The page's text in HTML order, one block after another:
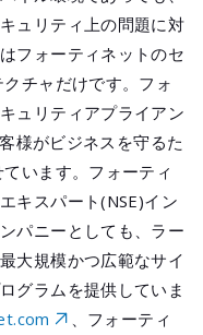
ュリティ上の問題に対
フォーティネットのセ
チャだけです。フォ
ュリティアプライアン
様がビジネスを守るた
います。フォーティ
キスパート(NSE)イン
パニーとしても、ラー
大規模かつ広範なサイ
グラムを提供していま
、フォーティ